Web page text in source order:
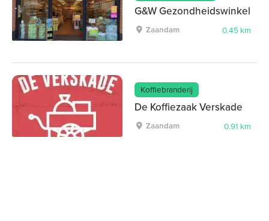
G&W Gezondheidswinkel
Zaandam 0.45 km
Koffiebranderij
De Koffiezaak Verskade
Zaandam 0.91 km